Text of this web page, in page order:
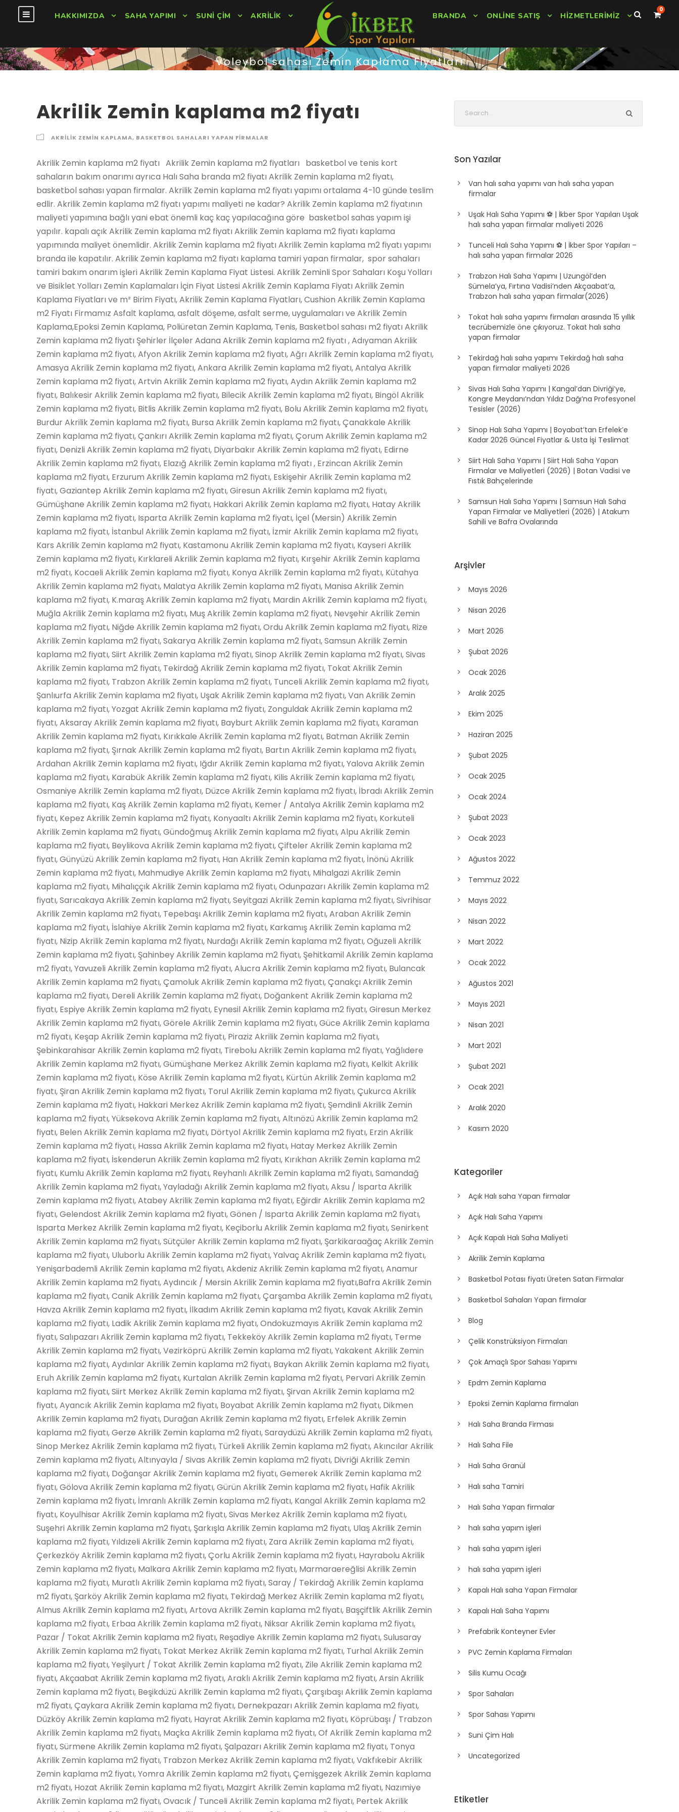
HAKKIMIZDA SAHA YAPIMI SUNI ÇIM AKRILIK BRANDA ONLINE SATIŞ HIZMETLERIMIZ
0
Voleybol sahası Zemin Kaplama Fiyatları
Akrilik Zemin kaplama m2 fiyatı
AKRILIK ZEMIN KAPLAMA, BASKETBOL SAHALARI YAPAN FIRMALAR
Akrilik Zemin kaplama m2 fiyatı Akrilik Zemin kaplama m2 fiyatları basketbol ve tenis kort sahaların bakım onarımı ayrıca Halı Saha branda m2 fiyatı Akrilik Zemin kaplama m2 fiyatı, basketbol sahası yapan firmalar. Akrilik Zemin kaplama m2 fiyatı yapımı ortalama 4-10 günde teslim edlir. Akrilik Zemin kaplama m2 fiyatı yapımı maliyeti ne kadar? Akrilik Zemin kaplama m2 fiyatının maliyeti yapımına bağlı yani ebat önemli kaç kaç yapılacağına göre basketbol sahas yapım işi yapılır. kapalı açık Akrilik Zemin kaplama m2 fiyatı Akrilik Zemin kaplama m2 fiyatı kaplama yapımında maliyet önemlidir. Akrilik Zemin kaplama m2 fiyatı Akrilik Zemin kaplama m2 fiyatı yapımı branda ile kapatılır. Akrilik Zemin kaplama m2 fiyatı kaplama tamiri yapan firmalar, spor sahaları tamiri bakım onarım işleri Akrilik Zemin Kaplama Fiyat Listesi. Akrilik Zeminli Spor Sahaları Koşu Yolları ve Bisiklet Yolları Zemin Kaplamaları İçin Fiyat Listesi Akrilik Zemin Kaplama Fiyatı Akrilik Zemin Kaplama Fiyatları ve m² Birim Fiyatı, Akrilik Zemin Kaplama Fiyatları, Cushion Akrilik Zemin Kaplama m2 Fiyatı Firmamız Asfalt kaplama, asfalt döşeme, asfalt serme, uygulamaları ve Akrilik Zemin Kaplama,Epoksi Zemin Kaplama, Poliüretan Zemin Kaplama, Tenis, Basketbol sahası m2 fiyatı Akrilik Zemin kaplama m2 fiyatı Şehirler İlçeler Adana Akrilik Zemin kaplama m2 fiyatı , Adıyaman Akrilik Zemin kaplama m2 fiyatı, Afyon Akrilik Zemin kaplama m2 fiyatı, Ağrı Akrilik Zemin kaplama m2 fiyatı, Amasya Akrilik Zemin kaplama m2 fiyatı, Ankara Akrilik Zemin kaplama m2 fiyatı, Antalya Akrilik Zemin kaplama m2 fiyatı, Artvin Akrilik Zemin kaplama m2 fiyatı, Aydın Akrilik Zemin kaplama m2 fiyatı, Balıkesir Akrilik Zemin kaplama m2 fiyatı, Bilecik Akrilik Zemin kaplama m2 fiyatı, Bingöl Akrilik Zemin kaplama m2 fiyatı, Bitlis Akrilik Zemin kaplama m2 fiyatı, Bolu Akrilik Zemin kaplama m2 fiyatı, Burdur Akrilik Zemin kaplama m2 fiyatı, Bursa Akrilik Zemin kaplama m2 fiyatı, Çanakkale Akrilik Zemin kaplama m2 fiyatı, Çankırı Akrilik Zemin kaplama m2 fiyatı, Çorum Akrilik Zemin kaplama m2 fiyatı, Denizli Akrilik Zemin kaplama m2 fiyatı, Diyarbakır Akrilik Zemin kaplama m2 fiyatı, Edirne Akrilik Zemin kaplama m2 fiyatı, Elazığ Akrilik Zemin kaplama m2 fiyatı , Erzincan Akrilik Zemin kaplama m2 fiyatı, Erzurum Akrilik Zemin kaplama m2 fiyatı, Eskişehir Akrilik Zemin kaplama m2 fiyatı, Gaziantep Akrilik Zemin kaplama m2 fiyatı, Giresun Akrilik Zemin kaplama m2 fiyatı, Gümüşhane Akrilik Zemin kaplama m2 fiyatı, Hakkari Akrilik Zemin kaplama m2 fiyatı, Hatay Akrilik Zemin kaplama m2 fiyatı, Isparta Akrilik Zemin kaplama m2 fiyatı, İçel (Mersin) Akrilik Zemin kaplama m2 fiyatı, İstanbul Akrilik Zemin kaplama m2 fiyatı, İzmir Akrilik Zemin kaplama m2 fiyatı, Kars Akrilik Zemin kaplama m2 fiyatı, Kastamonu Akrilik Zemin kaplama m2 fiyatı, Kayseri Akrilik Zemin kaplama m2 fiyatı, Kırklareli Akrilik Zemin kaplama m2 fiyatı, Kırşehir Akrilik Zemin kaplama m2 fiyatı, Kocaeli Akrilik Zemin kaplama m2 fiyatı, Konya Akrilik Zemin kaplama m2 fiyatı, Kütahya Akrilik Zemin kaplama m2 fiyatı, Malatya Akrilik Zemin kaplama m2 fiyatı, Manisa Akrilik Zemin kaplama m2 fiyatı, K.maraş Akrilik Zemin kaplama m2 fiyatı, Mardin Akrilik Zemin kaplama m2 fiyatı, Muğla Akrilik Zemin kaplama m2 fiyatı, Muş Akrilik Zemin kaplama m2 fiyatı, Nevşehir Akrilik Zemin kaplama m2 fiyatı, Niğde Akrilik Zemin kaplama m2 fiyatı, Ordu Akrilik Zemin kaplama m2 fiyatı, Rize Akrilik Zemin kaplama m2 fiyatı, Sakarya Akrilik Zemin kaplama m2 fiyatı, Samsun Akrilik Zemin kaplama m2 fiyatı, Siirt Akrilik Zemin kaplama m2 fiyatı, Sinop Akrilik Zemin kaplama m2 fiyatı, Sivas Akrilik Zemin kaplama m2 fiyatı, Tekirdağ Akrilik Zemin kaplama m2 fiyatı, Tokat Akrilik Zemin kaplama m2 fiyatı, Trabzon Akrilik Zemin kaplama m2 fiyatı, Tunceli Akrilik Zemin kaplama m2 fiyatı, Şanlıurfa Akrilik Zemin kaplama m2 fiyatı, Uşak Akrilik Zemin kaplama m2 fiyatı, Van Akrilik Zemin kaplama m2 fiyatı, Yozgat Akrilik Zemin kaplama m2 fiyatı, Zonguldak Akrilik Zemin kaplama m2 fiyatı, Aksaray Akrilik Zemin kaplama m2 fiyatı, Bayburt Akrilik Zemin kaplama m2 fiyatı, Karaman Akrilik Zemin kaplama m2 fiyatı, Kırıkkale Akrilik Zemin kaplama m2 fiyatı, Batman Akrilik Zemin kaplama m2 fiyatı, Şırnak Akrilik Zemin kaplama m2 fiyatı, Bartın Akrilik Zemin kaplama m2 fiyatı, Ardahan Akrilik Zemin kaplama m2 fiyatı, Iğdır Akrilik Zemin kaplama m2 fiyatı, Yalova Akrilik Zemin kaplama m2 fiyatı, Karabük Akrilik Zemin kaplama m2 fiyatı, Kilis Akrilik Zemin kaplama m2 fiyatı, Osmaniye Akrilik Zemin kaplama m2 fiyatı, Düzce Akrilik Zemin kaplama m2 fiyatı, İbradı Akrilik Zemin kaplama m2 fiyatı, Kaş Akrilik Zemin kaplama m2 fiyatı, Kemer / Antalya Akrilik Zemin kaplama m2 fiyatı, Kepez Akrilik Zemin kaplama m2 fiyatı, Konyaaltı Akrilik Zemin kaplama m2 fiyatı, Korkuteli Akrilik Zemin kaplama m2 fiyatı, Gündoğmuş Akrilik Zemin kaplama m2 fiyatı, Alpu Akrilik Zemin kaplama m2 fiyatı, Beylikova Akrilik Zemin kaplama m2 fiyatı, Çifteler Akrilik Zemin kaplama m2 fiyatı, Günyüzü Akrilik Zemin kaplama m2 fiyatı, Han Akrilik Zemin kaplama m2 fiyatı, İnönü Akrilik Zemin kaplama m2 fiyatı, Mahmudiye Akrilik Zemin kaplama m2 fiyatı, Mihalgazi Akrilik Zemin kaplama m2 fiyatı, Mihalıççık Akrilik Zemin kaplama m2 fiyatı, Odunpazarı Akrilik Zemin kaplama m2 fiyatı, Sarıcakaya Akrilik Zemin kaplama m2 fiyatı, Seyitgazi Akrilik Zemin kaplama m2 fiyatı, Sivrihisar Akrilik Zemin kaplama m2 fiyatı, Tepebaşı Akrilik Zemin kaplama m2 fiyatı, Araban Akrilik Zemin kaplama m2 fiyatı, İslahiye Akrilik Zemin kaplama m2 fiyatı, Karkamış Akrilik Zemin kaplama m2 fiyatı, Nizip Akrilik Zemin kaplama m2 fiyatı, Nurdağı Akrilik Zemin kaplama m2 fiyatı, Oğuzeli Akrilik Zemin kaplama m2 fiyatı, Şahinbey Akrilik Zemin kaplama m2 fiyatı, Şehitkamil Akrilik Zemin kaplama m2 fiyatı, Yavuzeli Akrilik Zemin kaplama m2 fiyatı, Alucra Akrilik Zemin kaplama m2 fiyatı, Bulancak Akrilik Zemin kaplama m2 fiyatı, Çamoluk Akrilik Zemin kaplama m2 fiyatı, Çanakçı Akrilik Zemin kaplama m2 fiyatı, Dereli Akrilik Zemin kaplama m2 fiyatı, Doğankent Akrilik Zemin kaplama m2 fiyatı, Espiye Akrilik Zemin kaplama m2 fiyatı, Eynesil Akrilik Zemin kaplama m2 fiyatı, Giresun Merkez Akrilik Zemin kaplama m2 fiyatı, Görele Akrilik Zemin kaplama m2 fiyatı, Güce Akrilik Zemin kaplama m2 fiyatı, Keşap Akrilik Zemin kaplama m2 fiyatı, Piraziz Akrilik Zemin kaplama m2 fiyatı, Şebinkarahisar Akrilik Zemin kaplama m2 fiyatı, Tirebolu Akrilik Zemin kaplama m2 fiyatı, Yağlıdere Akrilik Zemin kaplama m2 fiyatı, Gümüşhane Merkez Akrilik Zemin kaplama m2 fiyatı, Kelkit Akrilik Zemin kaplama m2 fiyatı, Köse Akrilik Zemin kaplama m2 fiyatı, Kürtün Akrilik Zemin kaplama m2 fiyatı, Şiran Akrilik Zemin kaplama m2 fiyatı, Torul Akrilik Zemin kaplama m2 fiyatı, Çukurca Akrilik Zemin kaplama m2 fiyatı, Hakkari Merkez Akrilik Zemin kaplama m2 fiyatı, Şemdinli Akrilik Zemin kaplama m2 fiyatı, Yüksekova Akrilik Zemin kaplama m2 fiyatı, Altınözü Akrilik Zemin kaplama m2 fiyatı, Belen Akrilik Zemin kaplama m2 fiyatı, Dörtyol Akrilik Zemin kaplama m2 fiyatı, Erzin Akrilik Zemin kaplama m2 fiyatı, Hassa Akrilik Zemin kaplama m2 fiyatı, Hatay Merkez Akrilik Zemin kaplama m2 fiyatı, İskenderun Akrilik Zemin kaplama m2 fiyatı, Kırıkhan Akrilik Zemin kaplama m2 fiyatı, Kumlu Akrilik Zemin kaplama m2 fiyatı, Reyhanlı Akrilik Zemin kaplama m2 fiyatı, Samandağ Akrilik Zemin kaplama m2 fiyatı, Yayladağı Akrilik Zemin kaplama m2 fiyatı, Aksu / Isparta Akrilik Zemin kaplama m2 fiyatı, Atabey Akrilik Zemin kaplama m2 fiyatı, Eğirdir Akrilik Zemin kaplama m2 fiyatı, Gelendost Akrilik Zemin kaplama m2 fiyatı, Gönen / Isparta Akrilik Zemin kaplama m2 fiyatı, Isparta Merkez Akrilik Zemin kaplama m2 fiyatı, Keçiborlu Akrilik Zemin kaplama m2 fiyatı, Senirkent Akrilik Zemin kaplama m2 fiyatı, Sütçüler Akrilik Zemin kaplama m2 fiyatı, Şarkikaraağaç Akrilik Zemin kaplama m2 fiyatı, Uluborlu Akrilik Zemin kaplama m2 fiyatı, Yalvaç Akrilik Zemin kaplama m2 fiyatı, Yenişarbademli Akrilik Zemin kaplama m2 fiyatı, Akdeniz Akrilik Zemin kaplama m2 fiyatı, Anamur Akrilik Zemin kaplama m2 fiyatı, Aydıncık / Mersin Akrilik Zemin kaplama m2 fiyatı,Bafra Akrilik Zemin kaplama m2 fiyatı, Canik Akrilik Zemin kaplama m2 fiyatı, Çarşamba Akrilik Zemin kaplama m2 fiyatı, Havza Akrilik Zemin kaplama m2 fiyatı, İlkadım Akrilik Zemin kaplama m2 fiyatı, Kavak Akrilik Zemin kaplama m2 fiyatı, Ladik Akrilik Zemin kaplama m2 fiyatı, Ondokuzmayıs Akrilik Zemin kaplama m2 fiyatı, Salıpazarı Akrilik Zemin kaplama m2 fiyatı, Tekkeköy Akrilik Zemin kaplama m2 fiyatı, Terme Akrilik Zemin kaplama m2 fiyatı, Vezirköprü Akrilik Zemin kaplama m2 fiyatı, Yakakent Akrilik Zemin kaplama m2 fiyatı, Aydınlar Akrilik Zemin kaplama m2 fiyatı, Baykan Akrilik Zemin kaplama m2 fiyatı, Eruh Akrilik Zemin kaplama m2 fiyatı, Kurtalan Akrilik Zemin kaplama m2 fiyatı, Pervari Akrilik Zemin kaplama m2 fiyatı, Siirt Merkez Akrilik Zemin kaplama m2 fiyatı, Şirvan Akrilik Zemin kaplama m2 fiyatı, Ayancık Akrilik Zemin kaplama m2 fiyatı, Boyabat Akrilik Zemin kaplama m2 fiyatı, Dikmen Akrilik Zemin kaplama m2 fiyatı, Durağan Akrilik Zemin kaplama m2 fiyatı, Erfelek Akrilik Zemin kaplama m2 fiyatı, Gerze Akrilik Zemin kaplama m2 fiyatı, Saraydüzü Akrilik Zemin kaplama m2 fiyatı, Sinop Merkez Akrilik Zemin kaplama m2 fiyatı, Türkeli Akrilik Zemin kaplama m2 fiyatı, Akıncılar Akrilik Zemin kaplama m2 fiyatı, Altınyayla / Sivas Akrilik Zemin kaplama m2 fiyatı, Divriği Akrilik Zemin kaplama m2 fiyatı, Doğanşar Akrilik Zemin kaplama m2 fiyatı, Gemerek Akrilik Zemin kaplama m2 fiyatı, Gölova Akrilik Zemin kaplama m2 fiyatı, Gürün Akrilik Zemin kaplama m2 fiyatı, Hafik Akrilik Zemin kaplama m2 fiyatı, İmranlı Akrilik Zemin kaplama m2 fiyatı, Kangal Akrilik Zemin kaplama m2 fiyatı, Koyulhisar Akrilik Zemin kaplama m2 fiyatı, Sivas Merkez Akrilik Zemin kaplama m2 fiyatı, Suşehri Akrilik Zemin kaplama m2 fiyatı, Şarkışla Akrilik Zemin kaplama m2 fiyatı, Ulaş Akrilik Zemin kaplama m2 fiyatı, Yıldızeli Akrilik Zemin kaplama m Son Yazılar
Van halı saha yapımı van halı saha yapan
firmalar
Uşak Halı Saha Yapımı ⚽ | İkber Spor Yapıları Uşak
halı saha yapan firmalar maliyeti 2026
Tunceli Halı Saha Yapımı ⚽ | İkber Spor Yapıları –
halı saha yapan firmalar 2026
Trabzon Halı Saha Yapımı | Uzungöl’den
Sümela’ya, Fırtına Vadisi’nden Akçaabat’a,
Trabzon halı saha yapan firmalar(2026)
Tokat halı saha yapımı firmaları arasında 15 yıllık
tecrübemizle öne çıkıyoruz. Tokat halı saha
yapan firmalar
Tekirdağ halı saha yapımı Tekirdağ halı saha
yapan firmalar maliyeti 2026
Sivas Halı Saha Yapımı | Kangal’dan Divriği’ye,
Kongre Meydanı’ndan Yıldız Dağı’na Profesyonel
Tesisler (2026)
Sinop Halı Saha Yapımı | Boyabat’tan Erfelek’e
Kadar 2026 Güncel Fiyatlar & Usta İşi Teslimat
Siirt Halı Saha Yapımı | Siirt Halı Saha Yapan
Firmalar ve Maliyetleri (2026) | Botan Vadisi ve
Fıstık Bahçelerinde
Samsun Halı Saha Yapımı | Samsun Halı Saha
Yapan Firmalar ve Maliyetleri (2026) | Atakum
Sahili ve Bafra Ovalarında
Arşivler
Mayıs 2026
Nisan 2026
Mart 2026
Şubat 2026
Ocak 2026
Aralık 2025
Ekim 2025
Haziran 2025
Şubat 2025
Ocak 2025
Ocak 2024
Şubat 2023
Ocak 2023
Ağustos 2022
Temmuz 2022
Mayıs 2022
Nisan 2022
Mart 2022
Ocak 2022
Ağustos 2021
Mayıs 2021
Nisan 2021
Mart 2021
Şubat 2021
Ocak 2021
Aralık 2020
Kasım 2020
Kategoriler
Açık Halı saha Yapan firmalar
Açık Halı Saha Yapımı
Açık Kapalı Halı Saha Maliyeti
Akrilik Zemin Kaplama
Basketbol Potası fiyatı Üreten Satan Firmalar
Basketbol Sahaları Yapan firmalar
Blog
Çelik Konstrüksiyon Firmaları
Çok Amaçlı Spor Sahası Yapımı
Epdm Zemin Kaplama
Epoksi Zemin Kaplama firmaları
Halı Saha Branda Firması
Halı Saha File
Halı Saha Granül
Halı saha Tamiri
Halı Saha Yapan firmalar
halı saha yapım işleri
halı saha yapım işleri
halı saha yapım işleri
Kapalı Halı saha Yapan Firmalar
Kapalı Halı Saha Yapımı
Prefabrik Konteyner Evler
PVC Zemin Kaplama Firmaları
Silis Kumu Ocağı
Spor Sahaları
Spor Sahası Yapımı
Suni Çim Halı
Uncategorized
Etiketler